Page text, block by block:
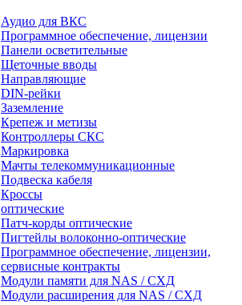
Аудио для ВКС
Программное обеспечение, лицензии
Панели осветительные
Щеточные вводы
Направляющие
DIN-рейки
Заземление
Крепеж и метизы
Контроллеры СКС
Маркировка
Мачты телекоммуникационные
Подвеска кабеля
Кроссы
оптические
Патч-корды оптические
Пигтейлы волоконно-оптические
Программное обеспечение, лицензии,
сервисные контракты
Модули памяти для NAS / СХД
Модули расширения для NAS / СХД